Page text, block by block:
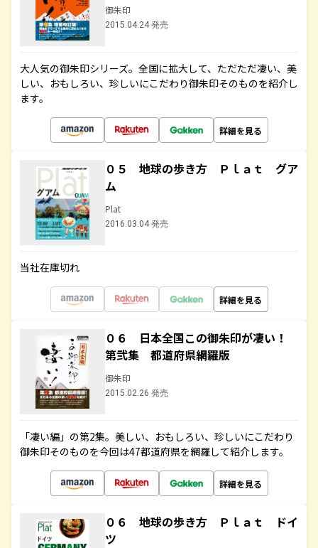
御朱印
2015.04.24 発売
大人気の御朱印シリーズ。全国に拡大して、ただただ凄い、美
しい、おもしろい、珍しいにこだわり御朱印そのものを紹介し
ます。
詳細を見る
０５ 地球の歩き方 Ｐｌａｔ グア
ム
Plat
2016.03.04 発売
当社在庫切れ
詳細を見る
０６ 日本全国この御朱印が凄い！
第弐集 都道府県網羅版
御朱印
2015.02.26 発売
「凄い編」の第2集。美しい、おもしろい、珍しいにこだわり
御朱印そのものを今回は47都道府県を網羅して紹介します。
詳細を見る
０６ 地球の歩き方 Ｐｌａｔ ドイ
ツ